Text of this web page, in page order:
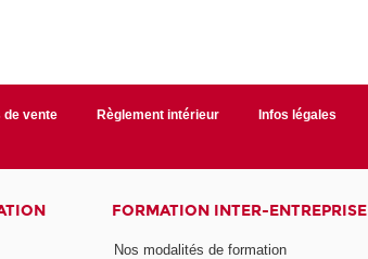
de vente Règlement intérieur Infos légales
FORMATION INTER-ENTREPRISE
Nos modalités de formation